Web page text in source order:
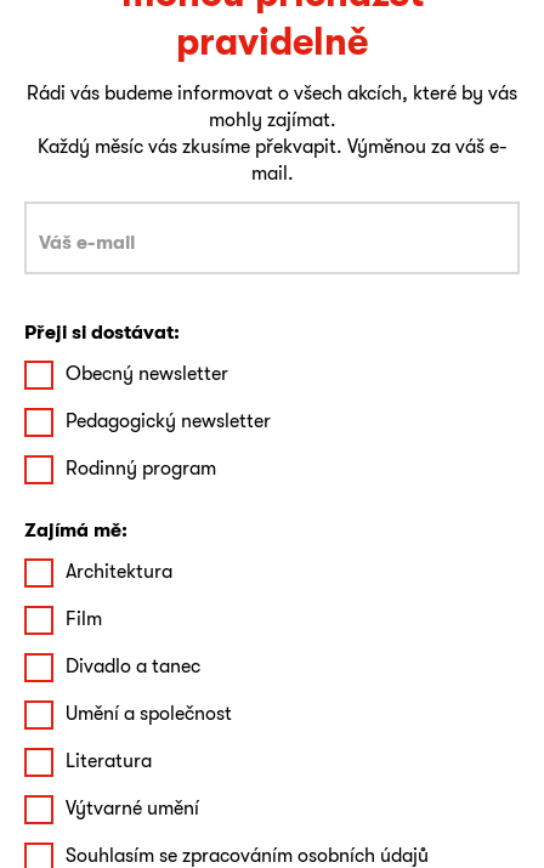
pravidelně
Rádi vás budeme informovat o všech akcích, které by vás
mohly zajímat.
Každý měsíc vás zkusíme překvapit. Výměnou za váš e-
mail.
Přeji si dostávat:
Obecný newsletter
Pedagogický newsletter
Rodinný program
Zajímá mě:
Architektura
Film
Divadlo a tanec
Umění a společnost
Literatura
Výtvarné umění
Souhlasím se zpracováním osobních údajů